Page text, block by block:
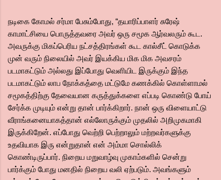
நடிகை கோமல் சர்மா பேசும்போது, “தயாரிப்பாளர் சுரேஷ்
காமாட்சியை பொருத்தவரை அவர் ஒரு சமூக ஆர்வலரும் கூட.
அவருக்கு மிகப்பெரிய நட்சத்திரங்கள் கூட கால்சீட் கொடுக்க
முன் வரும் நிலையில் அவர் இயக்கிய மிக மிக அவசரம்
படமாகட்டும் அல்லது இப்போது வெளியிட இருக்கும் இந்த
படமாகட்டும் லாப நோக்கத்தை மட்டுமே கணக்கில் கொள்ளாமல்
சமூகத்திற்கு தேவையான கருத்துக்களை எப்படி கொண்டு போய்
சேர்க்க முடியும் என்று தான் பார்க்கிறார். நான் ஒரு விளையாட்டு
வீராங்கனையாகத்தான் எல்லோருக்கும் முதலில் அறிமுகமாகி
இருக்கிறேன். எப்போது வெற்றி பெற்றாலும் மற்றவர்களுக்கு
உதவியாக இரு என்றுதான் என் அம்மா சொல்லிக்
கொண்டிருப்பார். நிறைய மறுவாழ்வு முகாம்களில் சென்று
பார்க்கும் போது மனதில் நிறைய வலி ஏற்படும். அவங்களும்